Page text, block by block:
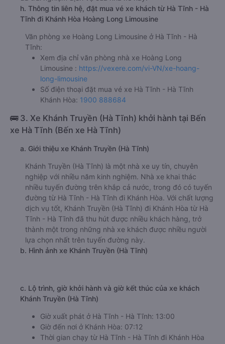
f. Giá vé giá xe khách đi Khánh Hòa từ Hà Tĩnh - Hà Tĩnh
Hoàng Long Limousine
giường nằm 1300000đ/vé
limousine 1500000đ/vé
g. Review, đánh giá chất lượng xe Hoàng Long Limousine
Nhà xe Hoàng Long Limousine được đánh giá với số điểm
trung bình là 4.6/5 dựa trên 147 đánh giá của khách hàng
h. Thông tin liên hệ, đặt mua vé xe khách từ Hà Tĩnh - Hà
Tĩnh đi Khánh Hòa Hoàng Long Limousine
Văn phòng xe Hoàng Long Limousine ở Hà Tĩnh - Hà
Xem địa chỉ văn phòng nhà xe Hoàng Long
Limousine : https://vexere.com/vi-VN/xe-hoang-
long-limousine
Số điện thoại đặt mua vé xe Hà Tĩnh - Hà Tĩnh
Khánh Hòa:1900 888684
🚌 3. Xe Khánh Truyền (Hà Tĩnh) khởi hành tại Bến
xe Hà Tĩnh (Bến xe Hà Tĩnh)
nghiệp với nhiều năm kinh nghiệm. Nhà xe khai thác
nhiều tuyến đường trên khắp cả nước, trong đó có tuyến
dịch vụ tốt, Khánh Truyền (Hà Tĩnh) đi Khánh Hòa từ Hà
Tĩnh - Hà Tĩnh đã thu hút được nhiều khách hàng, trở
thành một trong những nhà xe khách được nhiều người